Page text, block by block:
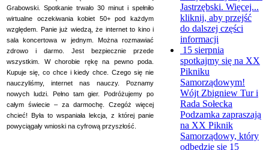
Grabowski. Spotkanie trwało 30 minut i spełniło
wirtualne oczekiwania kobiet 50+ pod każdym
względem. Panie już wiedzą, że internet to kino i
sala koncertowa w jednym. Można rozmawiać
zdrowo i darmo. Jest bezpiecznie przede
wszystkim. W chorobie rękę na pewno poda.
Kupuje się, co chce i kiedy chce. Czego się nie
nauczyliśmy, internet nas nauczy. Poznamy
nowych ludzi. Pełno tam gier. Podróżujemy po
całym świecie – za darmochę. Czegóż więcej
chcieć! Była to wspaniała lekcja, z której panie
powyciągały wnioski na cyfrową przyszłość.
Jastrzębski. Więcej...
kliknij, aby przejść
do dalszej części
informacji
15 sierpnia
spotkajmy się na XX
Pikniku
Samorządowym!
Wójt Zbigniew Tur i
Rada Sołecka
Podzamka zapraszają
na XX Piknik
Samorządowy, który
odbędzie się 15